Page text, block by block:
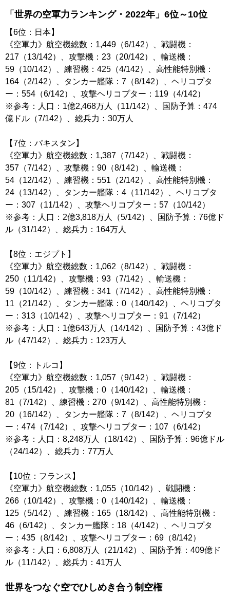
「世界の空軍力ランキング・2022年」6位～10位
【6位：日本】
《空軍力》航空機総数：1,449（6/142）、戦闘機：
217（13/142）、攻撃機：23（20/142）、輸送機：
59（10/142）、練習機：425（4/142）、高性能特別機：
164（2/142）、タンカー艦隊：7（8/142）、ヘリコプタ
ー：554（6/142）、攻撃ヘリコプター：119（4/142）
※参考：人口：1億2,468万人（11/142）、国防予算：474
億ドル（7/142）、総兵力：30万人
【7位：パキスタン】
《空軍力》航空機総数：1,387（7/142）、戦闘機：
357（7/142）、攻撃機：90（8/142）、輸送機：
54（12/142）、練習機：551（2/142）、高性能特別機：
24（13/142）、タンカー艦隊：4（11/142）、ヘリコプタ
ー：307（11/142）、攻撃ヘリコプター：57（10/142）
※参考：人口：2億3,818万人（5/142）、国防予算：76億ド
ル（31/142）、総兵力：164万人
【8位：エジプト】
《空軍力》航空機総数：1,062（8/142）、戦闘機：
250（11/142）、攻撃機：93（7/142）、輸送機：
59（10/142）、練習機：341（7/142）、高性能特別機：
11（21/142）、タンカー艦隊：0（140/142）、ヘリコプタ
ー：313（10/142）、攻撃ヘリコプター：91（7/142）
※参考：人口：1億643万人（14/142）、国防予算：43億ド
ル（47/142）、総兵力：123万人
【9位：トルコ】
《空軍力》航空機総数：1,057（9/142）、戦闘機：
205（15/142）、攻撃機：0（140/142）、輸送機：
81（7/142）、練習機：270（9/142）、高性能特別機：
20（16/142）、タンカー艦隊：7（8/142）、ヘリコプタ
ー：474（7/142）、攻撃ヘリコプター：107（6/142）
※参考：人口：8,248万人（18/142）、国防予算：96億ドル
（24/142）、総兵力：77万人
【10位：フランス】
《空軍力》航空機総数：1,055（10/142）、戦闘機：
266（10/142）、攻撃機：0（140/142）、輸送機：
125（5/142）、練習機：165（18/142）、高性能特別機：
46（6/142）、タンカー艦隊：18（4/142）、ヘリコプタ
ー：435（8/142）、攻撃ヘリコプター：69（8/142）
※参考：人口：6,808万人（21/142）、国防予算：409億ド
ル（11/142）、総兵力：41万人
世界をつなぐ空でひしめき合う制空権